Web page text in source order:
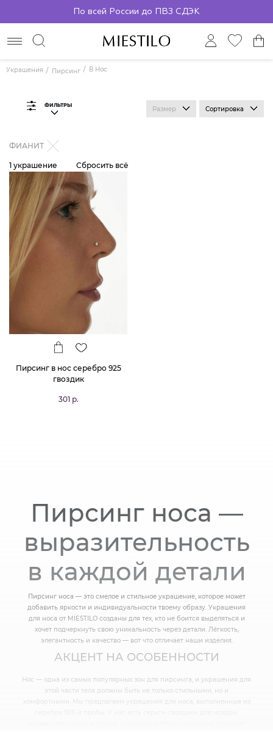
По всей России до ПВЗ СДЭК
Украшения Пирсинг В Нос
ФИЛЬТРЫ Размер Сортировка
ФИАНИТ
1 украшение Сбросить всё
Пирсинг в нос серебро 925
гвоздик
301 р.
Пирсинг носа —
выразительность
в каждой детали
Пирсинг носа — это смелое и стильное украшение, которое может
добавить яркости и индивидуальности твоему образу. Украшения
для носа от MIESTILO созданы для тех, кто не боится выделяться и
хочет подчеркнуть свою уникальность через детали. Лёгкость,
элегантность и качество — вот что отличает наши изделия.
АКЦЕНТ НА ОСОБЕННОСТИ
Нос — одна из самых популярных зон для пирсинга, и украшения для
этой части тела должны быть не только стильными, но и